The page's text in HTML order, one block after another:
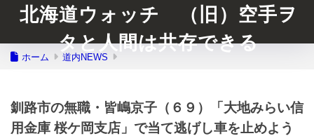
北海道ウォッチ （旧）空手ヲ
タと人間は共存できる
ホーム 道内NEWS
釧路市の無職・皆嶋京子（６９）「大地みらい信
用金庫 桜ケ岡支店」で当て逃げし車を止めよう